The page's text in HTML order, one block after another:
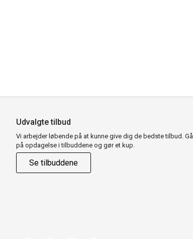
Udvalgte tilbud
Vi arbejder løbende på at kunne give dig de bedste tilbud. Gå
på opdagelse i tilbuddene og gør et kup.
Se tilbuddene